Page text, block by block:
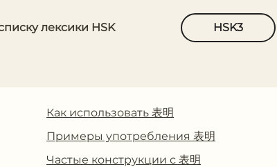
лексики HSK HSK3
Как использовать 表明
Примеры употребления 表明
Частые конструкции с 表明